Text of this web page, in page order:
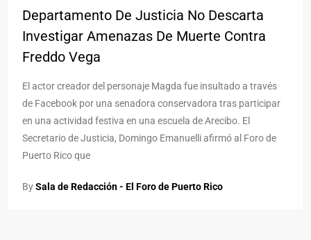
Departamento De Justicia No Descarta
Investigar Amenazas De Muerte Contra
Freddo Vega
El actor creador del personaje Magda fue insultado a través
de Facebook por una senadora conservadora tras participar
en una actividad festiva en una escuela de Arecibo. El
Secretario de Justicia, Domingo Emanuelli afirmó al Foro de
Puerto Rico que
BySala de Redacción - El Foro de Puerto Rico